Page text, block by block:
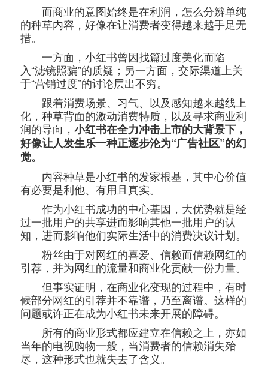
而商业的意图始终是在利润，怎么分辨单纯
的种草内容，好像在让消费者变得越来越手足无
措。
一方面，小红书曾因找篇过度美化而陷
入“滤镜照骗”的质疑；另一方面，交际渠道上关
于“营销过度”的讨论层出不穷。
跟着消费场景、习气、以及感知越来越线上
化，种草背面的激动消费特质，以及寻求商业利
润的导向， 小红书在全力冲击上市的大背景下，
好像让人发生乐一种正逐步沦为“广告社区”的幻
觉。
内容种草是小红书的发家根基，其中心价值
有必要是利他、有用且真实。
作为小红书成功的中心基因，大优势就是经
过一批用户的共享进而影响其他一批用户的认
知，进而影响他们实际生活中的消费决议计划。
粉丝由于对网红的喜爱、信赖而信赖网红的
引荐，并为网红的流量和商业化贡献一份力量。
但事实证明，在商业化变现的过程中，有时
候部分网红的引荐并不靠谱，乃至离谱。这样的
问题或许正在成为小红书未来开展的障碍。
所有的商业形式都应建立在信赖之上，亦如
当年的电视购物一般，当消费者的信赖消失殆
尽，这种形式也就失去了含义。